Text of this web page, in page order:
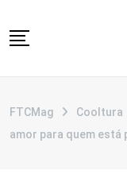
to
CATEGORIAS
FTCMag Cooltura
amor para quem está